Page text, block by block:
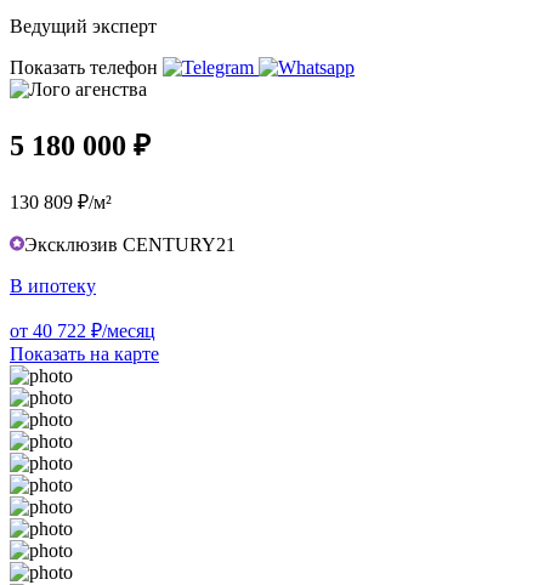
Ведущий эксперт
Показать телефон
5 180 000 ₽
130 809 ₽/м²
Эксклюзив CENTURY21
В ипотеку
от 40 722 ₽/месяц
Показать на карте